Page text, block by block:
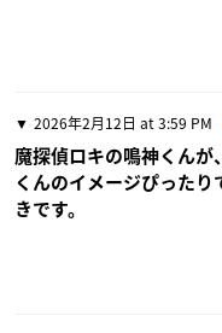
2026年2月12日 at 3:59 PM
魔探偵ロキの鳴神くんが
くんのイメージぴったり
きです。